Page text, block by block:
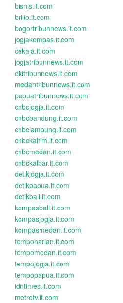
bisnis.it.com
brilio.it.com
bogortribunnews.it.com
jogjakompas.it.com
cekaja.it.com
jogjatribunnews.it.com
dkitribunnews.it.com
medantribunnews.it.com
papuatribunnews.it.com
cnbcjogja.it.com
cnbcbandung.it.com
cnbclampung.it.com
cnbckaltim.it.com
cnbcmedan.it.com
cnbckalbar.it.com
detikjogja.it.com
detikpapua.it.com
detikbali.it.com
kompasbali.it.com
kompasjogja.it.com
kompasmedan.it.com
tempoharian.it.com
tempomedan.it.com
tempojogja.it.com
tempopapua.it.com
idntimes.it.com
metrotv.it.com